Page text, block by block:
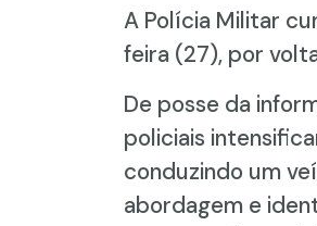
A Polícia Militar
feira (27), por
De posse da
policiais
conduzindo um
abordagem e